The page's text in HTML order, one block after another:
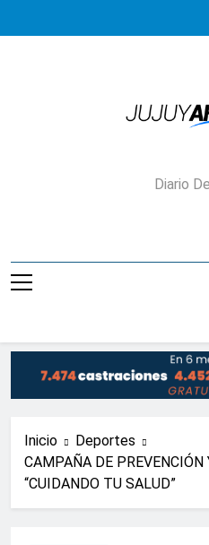
Jujuy
Diario
Inicio
Deportes
CAMPAÑA DE PREVENCIÓN
“CUIDANDO TU SALUD”